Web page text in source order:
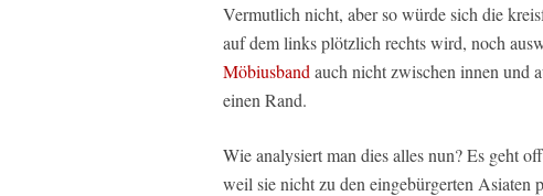
Vermutlich nicht, aber so würde sich die
auf dem links plötzlich rechts wird, noch
Möbiusband auch nicht zwischen innen und
einen Rand.
Wie analysiert man dies alles nun? Es geht
weil sie nicht zu den eingebürgerten